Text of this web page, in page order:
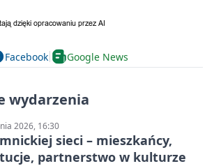
Facebook Google News
wydarzenia
2026, 16:30
sieci – mieszkańcy,
partnerstwo w kulturze